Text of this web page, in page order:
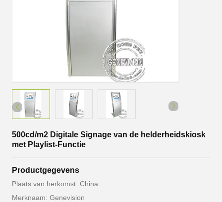
500cd/m2 Digitale Signage van de helderheidskiosk
met Playlist-Functie
Productgegevens
Plaats van herkomst: China
Merknaam: Genevision